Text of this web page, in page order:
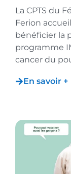
La CPTS du
Ferion
bénéficier la
programme
cancer du
En savoir +